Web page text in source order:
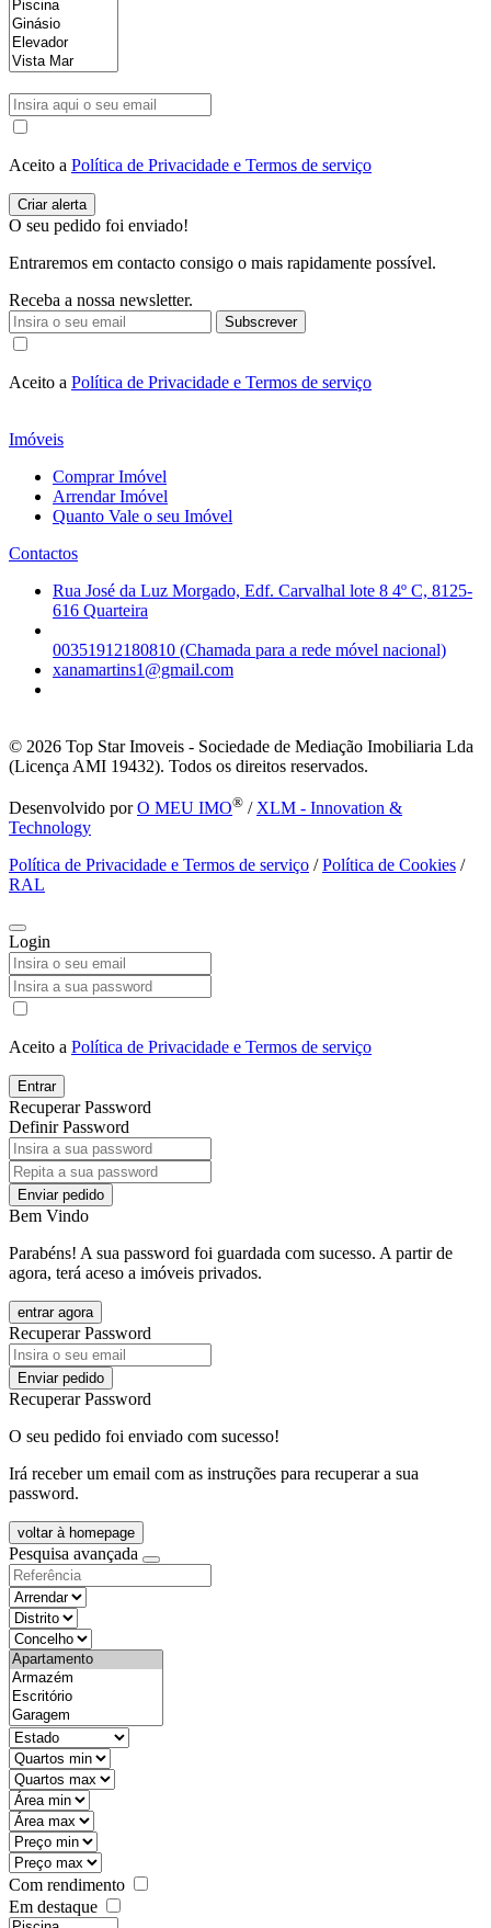
Aceito a Política de Privacidade e Termos de serviço
O seu pedido foi enviado!
Entraremos em contacto consigo o mais rapidamente possível.
Receba a nossa newsletter.
Subscrever
Aceito a Política de Privacidade e Termos de serviço
Imóveis
Comprar Imóvel
Arrendar Imóvel
Quanto Vale o seu Imóvel
Contactos
Rua José da Luz Morgado, Edf. Carvalhal lote 8 4º C, 8125-
616 Quarteira
00351912180810 (Chamada para a rede móvel nacional)
xanamartins1@gmail.com
© 2026 Top Star Imoveis - Sociedade de Mediação Imobiliaria Lda
(Licença AMI 19432). Todos os direitos reservados.
Desenvolvido porO MEU IMO® / XLM - Innovation &
Technology
Política de Privacidade e Termos de serviço /Política de Cookies /
RAL
Login
Aceito a Política de Privacidade e Termos de serviço
Entrar
Recuperar Password
Definir Password
Enviar pedido
Bem Vindo
Parabéns! A sua password foi guardada com sucesso. A partir de
agora, terá aceso a imóveis privados.
entrar agora
Recuperar Password
Enviar pedido
Recuperar Password
O seu pedido foi enviado com sucesso!
Irá receber um email com as instruções para recuperar a sua
password.
voltar à homepage
Pesquisa avançada
objective
districtId
countyId
types
state
mintypo
maxtypo
minarea
maxarea
minprice
maxprice
Com rendimento
Em destaque